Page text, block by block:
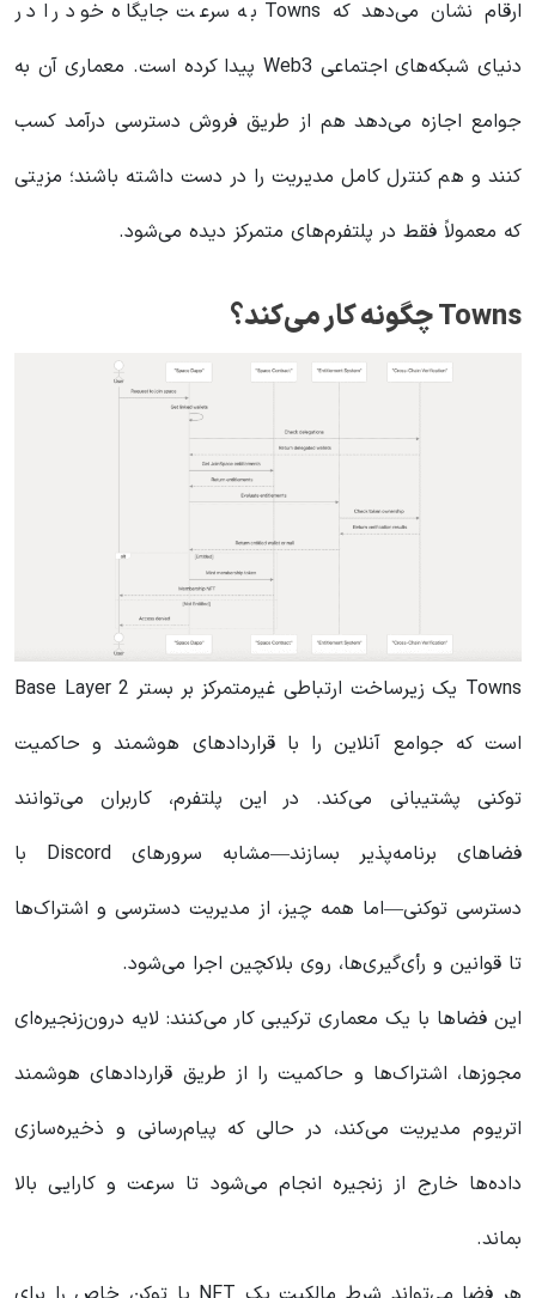
ارقام نشان می‌دهد که Towns به سرعت جایگاه خود را در
دنیای شبکه‌های اجتماعی Web3 پیدا کرده است. معماری آن به
جوامع اجازه می‌دهد هم از طریق فروش دسترسی درآمد کسب
کنند و هم کنترل کامل مدیریت را در دست داشته باشند؛ مزیتی
که معمولاً فقط در پلتفرم‌های متمرکز دیده می‌شود.
Towns چگونه کار می‌کند؟
Towns یک زیرساخت ارتباطی غیرمتمرکز بر بستر Base Layer 2
است که جوامع آنلاین را با قراردادهای هوشمند و حاکمیت
توکنی پشتیبانی می‌کند. در این پلتفرم، کاربران می‌توانند
فضاهای برنامه‌پذیر بسازند—مشابه سرورهای Discord با
دسترسی توکنی—اما همه چیز، از مدیریت دسترسی و اشتراک‌ها
تا قوانین و رأی‌گیری‌ها، روی بلاکچین اجرا می‌شود.
این فضاها با یک معماری ترکیبی کار می‌کنند: لایه درون‌زنجیره‌ای
مجوزها، اشتراک‌ها و حاکمیت را از طریق قراردادهای هوشمند
اتریوم مدیریت می‌کند، در حالی که پیام‌رسانی و ذخیره‌سازی
داده‌ها خارج از زنجیره انجام می‌شود تا سرعت و کارایی بالا
بماند.